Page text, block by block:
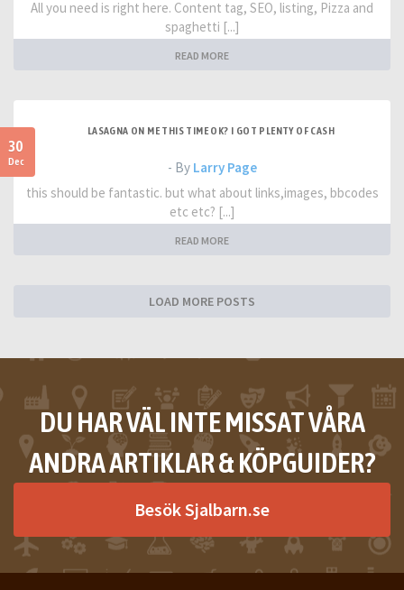
All you need is right here. Content tag, SEO, listing, Pizza and
spaghetti [...]
READ MORE
30
Dec
LASAGNA ON ME THIS TIME OK? I GOT PLENTY OF CASH
- By Larry Page
this should be fantastic. but what about links,images, bbcodes
etc etc? [...]
READ MORE
LOAD MORE POSTS
DU HAR VÄL INTE MISSAT VÅRA
ANDRA ARTIKLAR & KÖPGUIDER?
Besök Sjalbarn.se